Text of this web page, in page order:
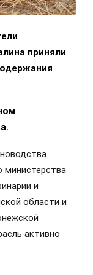
приняли
министерства
и
области и
активно